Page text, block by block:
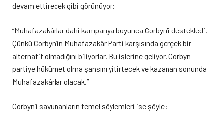
devam ettirecek gibi görünüyor:
“Muhafazakârlar dahi kampanya boyunca Corbyn’i destekledi.
Çünkü Corbyn’in Muhafazakâr Parti karşısında gerçek bir
alternatif olmadığını biliyorlar. Bu işlerine geliyor. Corbyn
partiye hükümet olma şansını yitirtecek ve kazanan sonunda
Muhafazakârlar olacak.”
Corbyn’i savunanların temel söylemleri ise şöyle: